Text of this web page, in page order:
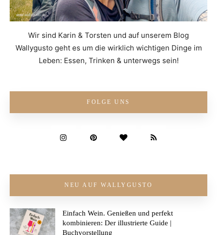
Wir sind Karin & Torsten und auf unserem Blog
Wallygusto geht es um die wirklich wichtigen Dinge im
Leben: Essen, Trinken & unterwegs sein!
FOLGE UNS
NEU AUF WALLYGUSTO
Einfach Wein. Genießen und perfekt
kombinieren: Der illustrierte Guide |
Buchvorstellung